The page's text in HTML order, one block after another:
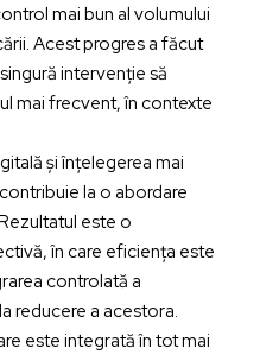
mai bun al volumului
Acest progres a făcut
intervenție să
mai frecvent, în contexte
și înțelegerea mai
la o abordare
este o
în care eficiența este
controlată a
reducere a acestora.
este integrată în tot mai